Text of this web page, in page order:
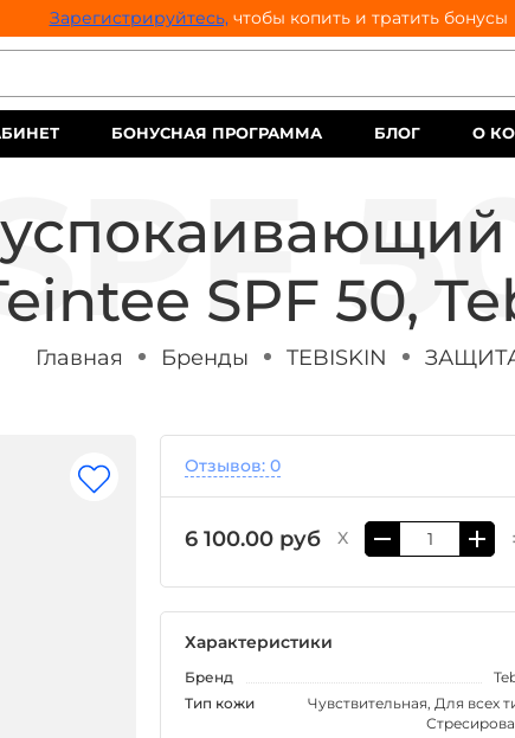
Зарегистрируйтесь,чтобы копить и тратить бонусы
БОНУСНАЯ ПРОГРАММА БЛОГ О
SPF 50,
Главная Бренды TEBISKIN
Отзывов: 0
6 100.00 руб X
Характеристики
Бренд
Тип кожи
Чувствительная, Для всех